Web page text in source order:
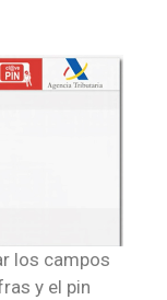
los campos
y el pin